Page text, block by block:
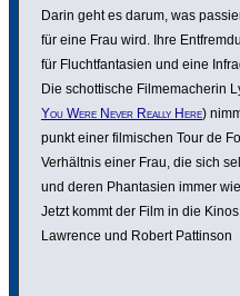
Darin geht es darum, was
für eine Frau wird. Ihre
für Flucht­fan­ta­sien und eine
Die schot­ti­sche Filme­ma­cherin
You Were Never Really Here)
punkt einer filmi­schen Tour de
Verhältnis einer Frau, die sich
und deren Phan­ta­sien immer
Jetzt kommt der Film in die
Lawrence und Robert Pattinson